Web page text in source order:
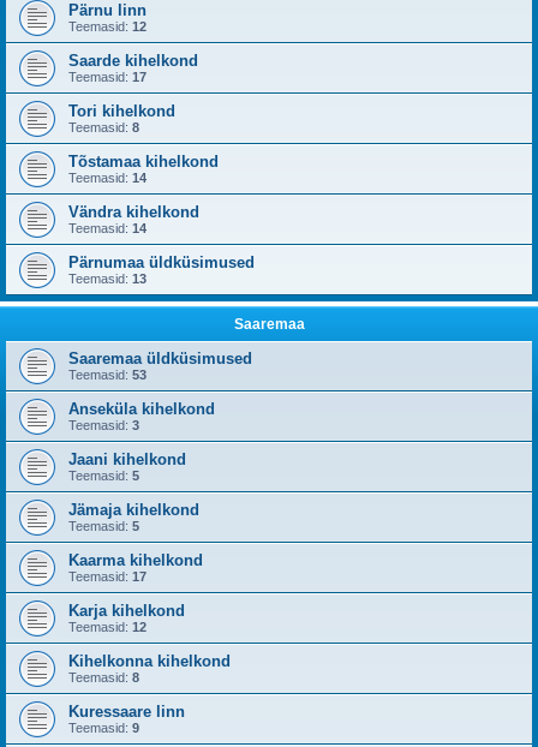
Pärnu linn
Teemasid: 12
Saarde kihelkond
Teemasid: 17
Tori kihelkond
Teemasid: 8
Tõstamaa kihelkond
Teemasid: 14
Vändra kihelkond
Teemasid: 14
Pärnumaa üldküsimused
Teemasid: 13
Saaremaa
Saaremaa üldküsimused
Teemasid: 53
Anseküla kihelkond
Teemasid: 3
Jaani kihelkond
Teemasid: 5
Jämaja kihelkond
Teemasid: 5
Kaarma kihelkond
Teemasid: 17
Karja kihelkond
Teemasid: 12
Kihelkonna kihelkond
Teemasid: 8
Kuressaare linn
Teemasid: 9